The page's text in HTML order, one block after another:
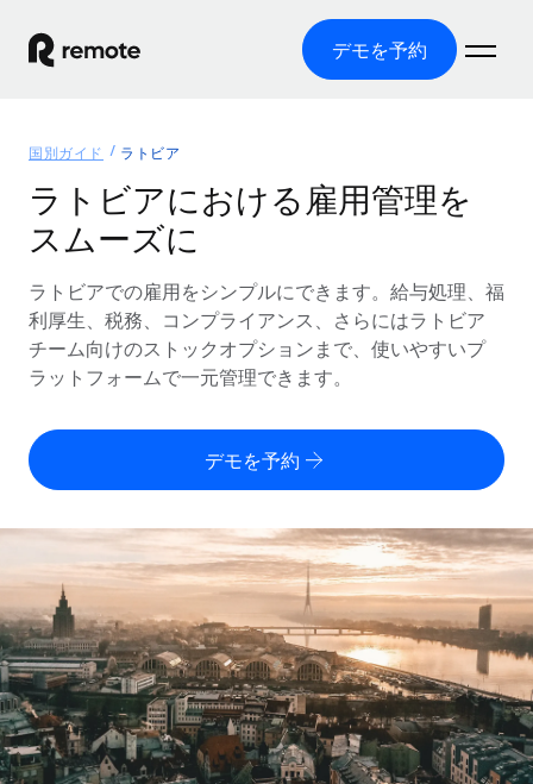
デモを予約
グローバル雇用
グローバル給与処理
コンプライアンス対応の給与処理を手軽に
Employer of Record（EOR）
グローバル展開をコストをかけずに実現
Contractor of Record
世界中の契約社員と法令を遵守して契約
世界中の契約社員をオンボーディングし、管理
PEO
複雑な雇用関連業務を外部委託
インフラ
Remote統合
人事機能をワークフローにシームレスに統合する
ソリューション
各国の制度に対応
国別ガイド
/国別のグローバル雇用支援を検索する
Remoteを他社と比較
成長の段階
スタートアップ
成長中の企業向けのアジャイルなグローバルHR・給与処理ソ
リューション
ミッドマーケット
カスタマイズされた人事ソリューションでチームを拡大する
リソース
ツールと計算ツール
従業員コスト計算ツール
契約社員の報酬計算ツール
グローバルな契約社員向けに、通貨オプションと支払スピー
REMOTEで学習
リサーチおよびガイド
活用事例
価格
English
Nederlands
Français
Deutsch
Español
ログイン
国別ガイド ラトビア
ラトビアにおける雇用管理を
スムーズに
ラトビアでの雇用をシンプルにできます。給与処理、福
利厚生、税務、コンプライアンス、さらにはラトビア
チーム向けのストックオプションまで、使いやすいプ
ラットフォームで一元管理できます。
デモを予約